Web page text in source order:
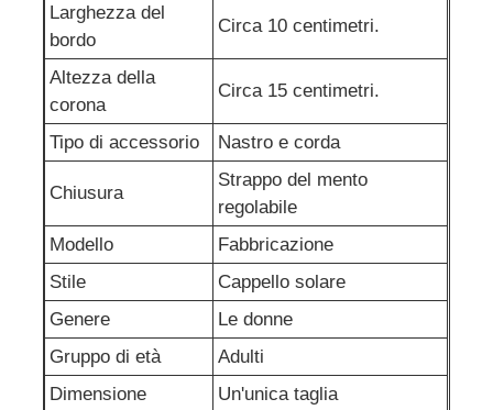
Contattici
notizie
Casi
Richieda una citazione
Le ghette senza cuciture delle donne
Il vello delle donne ha allineato le ghette
Larghezza del
bordo
Circa 10 centimetri.
Altezza della
corona
Circa 15 centimetri.
Tipo di accessorio Nastro e corda
Chiusura
Strappo del mento
regolabile
Modello
Fabbricazione
Stile
Cappello solare
Genere
Le donne
Gruppo di età
Adulti
Dimensione
Un'unica taglia